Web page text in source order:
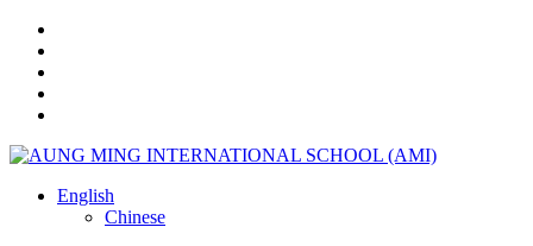
English
Chinese